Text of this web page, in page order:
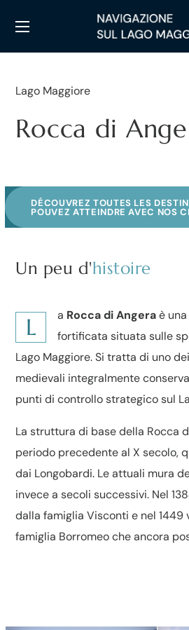
Lago Maggiore
Rocca di
DÉCOUVREZ TOUTES LES
POUVEZ ATTEINDRE AVEC NOS
Un peu d'histoire
L a Rocca di Angeraè
fortificata situata sulle
Lago Maggiore. Si tratta di uno
medievali integralmente
punti di controllo strategico sul
La struttura di base della Rocca
periodo precedente al X secolo,
dai Longobardi. Le attuali mura
invece a secoli successivi. Nel
dalla famiglia Visconti e nel 1449
famiglia Borromeo che ancora